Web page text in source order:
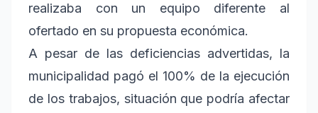
realizaba con un equipo diferente al
ofertado en su propuesta económica.
A pesar de las deficiencias advertidas, la
municipalidad pagó el 100% de la ejecución
de los trabajos, situación que podría afectar